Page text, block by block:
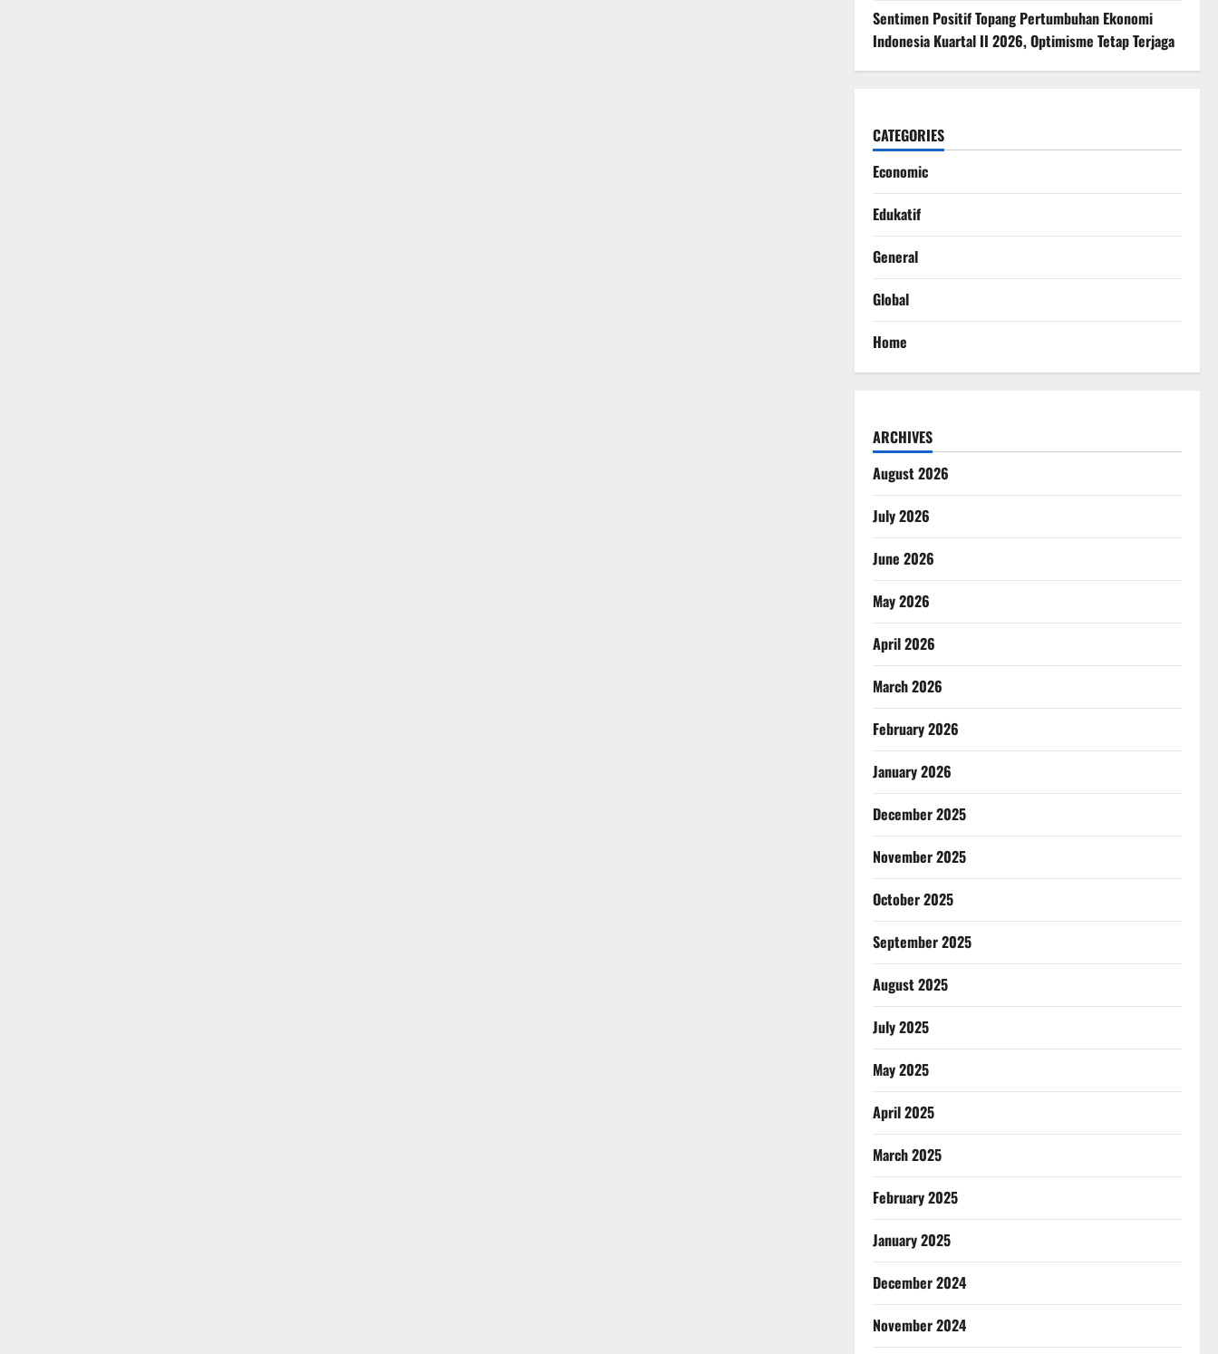
Sentimen Positif Topang Pertumbuhan Ekonomi
Indonesia Kuartal II 2026, Optimisme Tetap Terjaga
CATEGORIES
Economic
Edukatif
General
Global
Home
ARCHIVES
August 2026
July 2026
June 2026
May 2026
April 2026
March 2026
February 2026
January 2026
December 2025
November 2025
October 2025
September 2025
August 2025
July 2025
May 2025
April 2025
March 2025
February 2025
January 2025
December 2024
November 2024